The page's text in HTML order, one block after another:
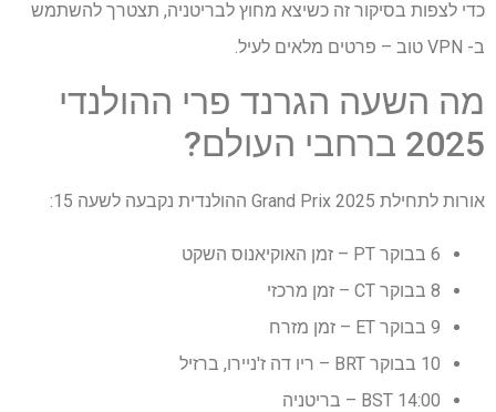
כדי לצפות בסיקור זה כשיצא מחוץ לבריטניה, תצטרך להשתמש
ב- VPN טוב – פרטים מלאים לעיל.
מה השעה הגרנד פרי ההולנדי
2025 ברחבי העולם?
אורות לתחילת 2025 Grand Prix ההולנדית נקבעה לשעה 15:
6 בבוקר PT – זמן האוקיאנוס השקט
8 בבוקר CT – זמן מרכזי
9 בבוקר ET – זמן מזרח
10 בבוקר BRT – ריו דה ז'ניירו, ברזיל
14:00 BST – בריטניה